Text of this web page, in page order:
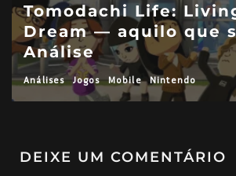
Life: Living the
— aquilo que somos |
Jogos Mobile Nintendo
DEIXE UM COMENTÁRIO